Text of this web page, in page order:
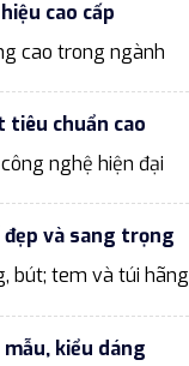
cao cấp
cao trong ngành
tiêu chuẩn cao
nghệ hiện đại
và sang trọng
bút; tem và túi hãng
kiểu dáng